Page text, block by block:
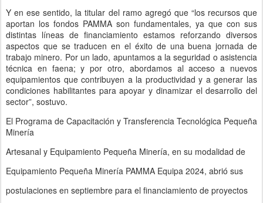
Y en ese sentido, la titular del ramo agregó que “los recursos que
aportan los fondos PAMMA son fundamentales, ya que con sus
distintas líneas de financiamiento estamos reforzando diversos
aspectos que se traducen en el éxito de una buena jornada de
trabajo minero. Por un lado, apuntamos a la seguridad o asistencia
técnica en faena; y por otro, abordamos al acceso a nuevos
equipamientos que contribuyen a la productividad y a generar las
condiciones habilitantes para apoyar y dinamizar el desarrollo del
sector”, sostuvo.
El Programa de Capacitación y Transferencia Tecnológica Pequeña
Minería
Artesanal y Equipamiento Pequeña Minería, en su modalidad de
Equipamiento Pequeña Minería PAMMA Equipa 2024, abrió sus
postulaciones en septiembre para el financiamiento de proyectos